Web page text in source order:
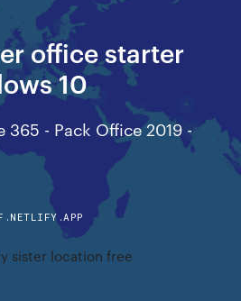
office starter
10
- Pack Office 2019 -
sister location free